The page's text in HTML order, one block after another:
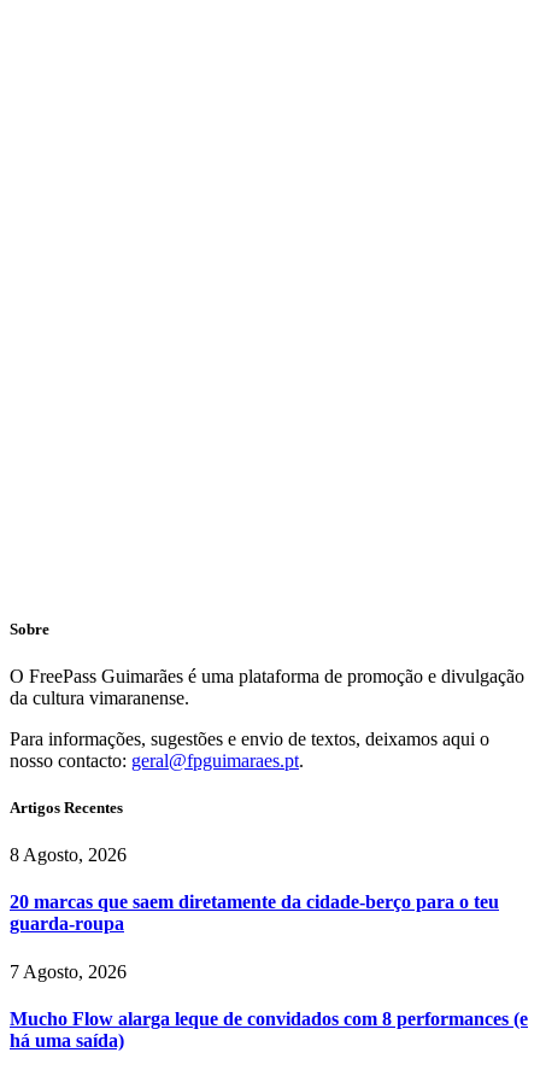
Sobre
O FreePass Guimarães é uma plataforma de promoção e divulgação
da cultura vimaranense.
Para informações, sugestões e envio de textos, deixamos aqui o
nosso contacto: geral@fpguimaraes.pt.
Artigos Recentes
8 Agosto, 2026
20 marcas que saem diretamente da cidade-berço para o teu
guarda-roupa
7 Agosto, 2026
Mucho Flow alarga leque de convidados com 8 performances (e
há uma saída)